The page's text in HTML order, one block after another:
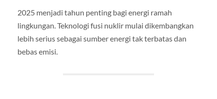
2025 menjadi tahun penting bagi energi ramah
lingkungan. Teknologi fusi nuklir mulai dikembangkan
lebih serius sebagai sumber energi tak terbatas dan
bebas emisi.